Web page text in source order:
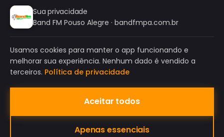
BAND FM POUSO ALEGRE
A SUA RÁDIO DO SEU JEITO!
Sua privacidade
Band FM Pouso Alegre · bandfmpa.com.br
Usamos cookies para manter o app funcionando e
melhorar sua experiência. Nenhum dado é vendido a
terceiros. Política de privacidade
Aceitar todos
Apenas essenciais